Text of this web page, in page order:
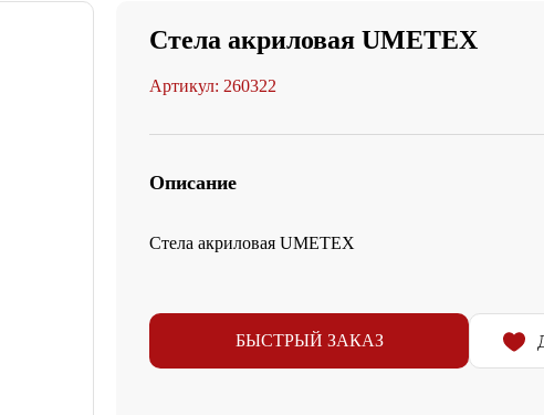
Стела акриловая UMETEX
Артикул: 260322
Описание
Стела акриловая UMETEX
БЫСТРЫЙ ЗАКАЗ